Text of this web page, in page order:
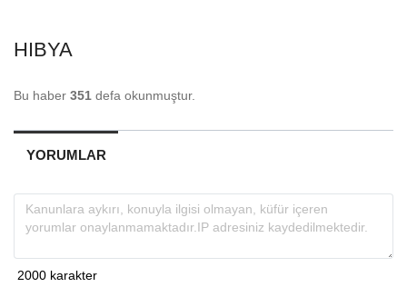
HIBYA
Bu haber 351 defa okunmuştur.
YORUMLAR